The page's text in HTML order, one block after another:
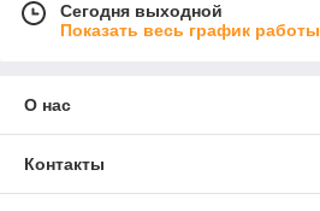
Сегодня выходной
Показать весь график работы
О нас
Контакты